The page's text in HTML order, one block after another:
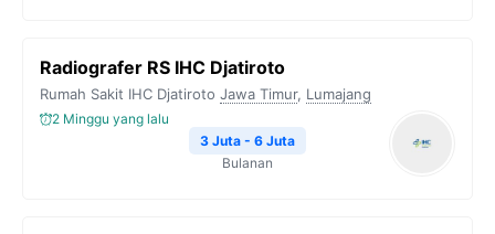
Radiografer RS IHC Djatiroto
Rumah Sakit IHC Djatiroto Jawa Timur, Lumajang
2 Minggu yang lalu
3 Juta - 6 Juta
Bulanan